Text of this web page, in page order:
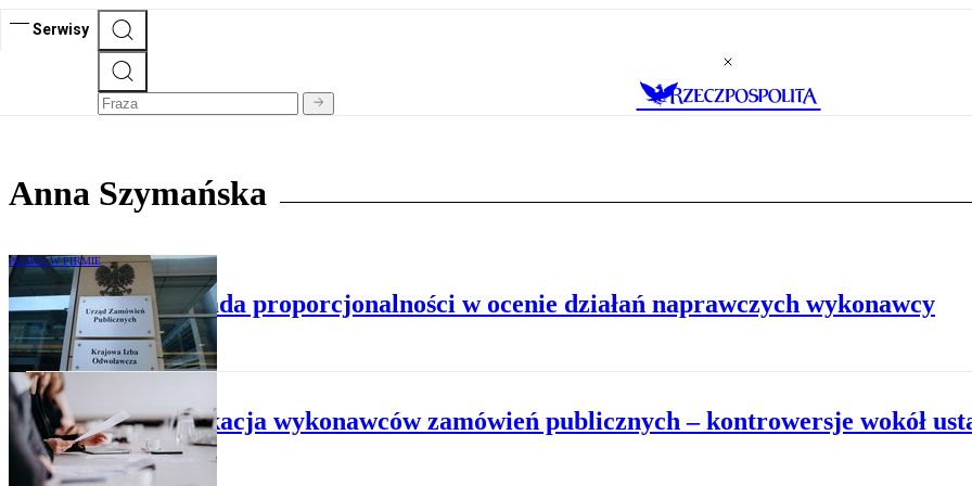
Serwisy
Anna Szymańska
PRAWO W FIRMIE
Self-cleaning. Zasada proporcjonalności w ocenie działań naprawczych wykonawcy
Certyfikacja wykonawców zamówień publicznych – kontrowersje wokół